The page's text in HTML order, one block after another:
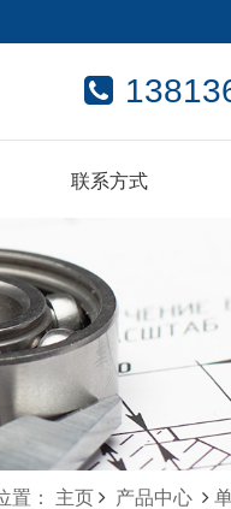
联系方式
置： 主页 产品中心